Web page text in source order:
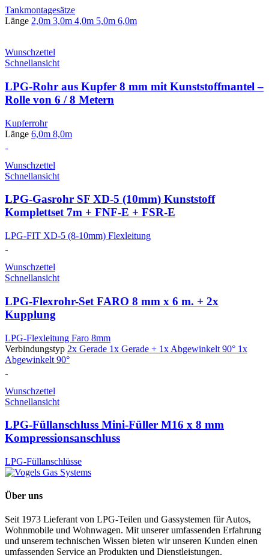
Tankmontagesätze
Länge 2,0m 3,0m 4,0m 5,0m 6,0m
Wunschzettel
Schnellansicht
LPG-Rohr aus Kupfer 8 mm mit Kunststoffmantel –
Rolle von 6 / 8 Metern
Kupferrohr
Länge 6,0m 8,0m
Wunschzettel
Schnellansicht
LPG-Gasrohr SF XD-5 (10mm) Kunststoff
Komplettset 7m + FNF-E + FSR-E
LPG-FIT XD-5 (8-10mm) Flexleitung
Wunschzettel
Schnellansicht
LPG-Flexrohr-Set FARO 8 mm x 6 m. + 2x
Kupplung
LPG-Flexleitung Faro 8mm
Verbindungstyp 2x Gerade 1x Gerade + 1x Abgewinkelt 90° 1x
Abgewinkelt 90°
Wunschzettel
Schnellansicht
LPG-Füllanschluss Mini-Füller M16 x 8 mm
Kompressionsanschluss
LPG-Füllanschlüsse
Über uns
Seit 1973 Lieferant von LPG-Teilen und Gassystemen für Autos,
Wohnmobile und Wohnwagen. Mit unserer umfassenden Erfahrung
und unserem technischen Wissen bieten wir unseren Kunden einen
umfassenden Service an Produkten und Dienstleistungen.